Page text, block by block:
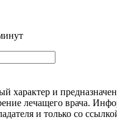
и
лечащего врача.
и только со